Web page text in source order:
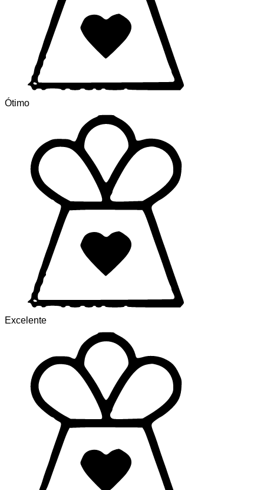
Ótimo
Excelente